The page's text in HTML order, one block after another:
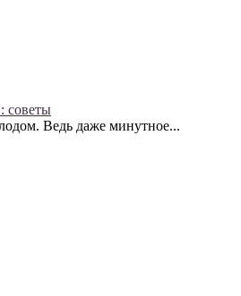
советы
Ведь даже минутное...